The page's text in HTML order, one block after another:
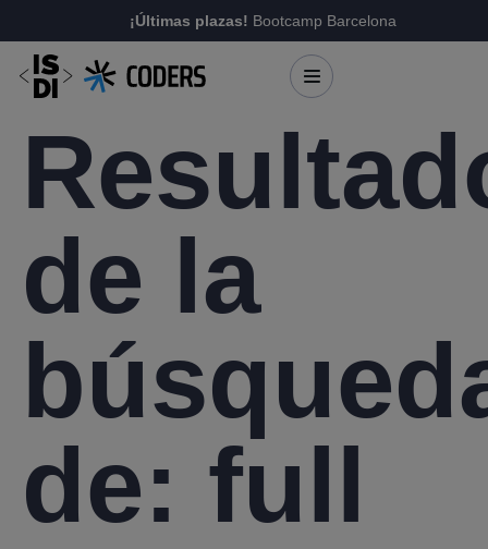
¡Últimas plazas! Bootcamp Barcelona
de la
de: full